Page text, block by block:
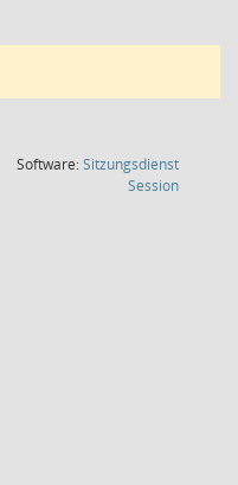
Software:Sitzungsdienst
Session(Wird in